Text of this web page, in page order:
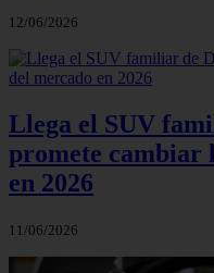
12/06/2026
Llega el SUV
promete cambiar
en 2026
11/06/2026